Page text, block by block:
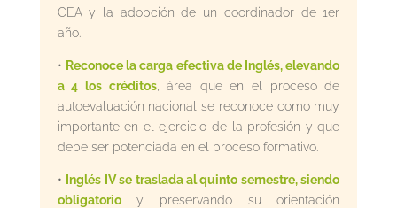
CEA y la adopción de un coordinador de 1er
año.
• Reconoce la carga efectiva de Inglés, elevando
a 4 los créditos, área que en el proceso de
autoevaluación nacional se reconoce como muy
importante en el ejercicio de la profesión y que
debe ser potenciada en el proceso formativo.
• Inglés IV se traslada al quinto semestre, siendo
obligatorioy preservando su orientación